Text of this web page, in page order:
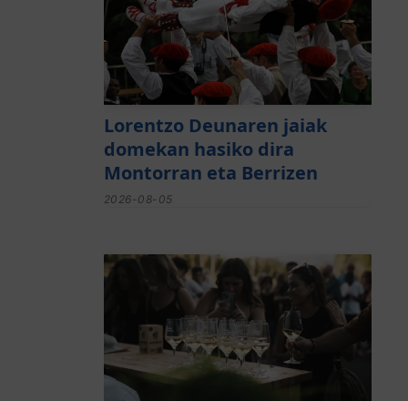
Lorentzo Deunaren jaiak
domekan hasiko dira
Montorran eta Berrizen
2026-08-05